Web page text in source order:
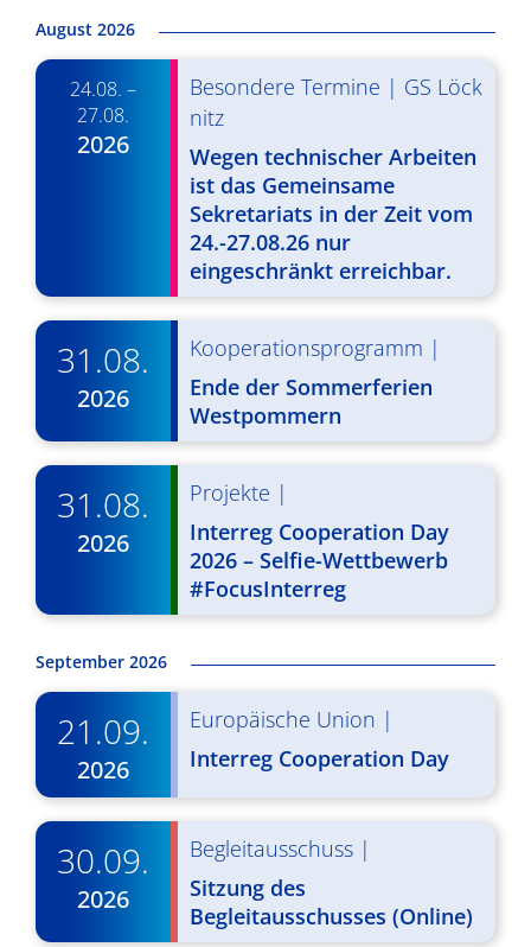
a
n
s
t
a
t
u
n
g
e
S
u
c
h
u
n
n
s
t
g
s
i
e
n
-
v
August 2026
24.08. –
27.08.
2026
Besondere Termine | GS Löck
nitz
Wegen technischer Arbeiten
ist das Gemeinsame
Sekretariats in der Zeit vom
24.-27.08.26 nur
eingeschränkt erreichbar.
31.08.
2026
Kooperationsprogramm |
Ende der Sommerferien
Westpommern
31.08.
2026
Projekte |
Interreg Cooperation Day
2026 – Selfie-Wettbewerb
#FocusInterreg
September 2026
21.09.
2026
Europäische Union |
Interreg Cooperation Day
30.09.
2026
Begleitausschuss |
Sitzung des
Begleitausschusses (Online)